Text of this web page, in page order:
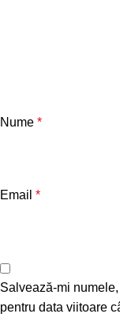
Nume *
Email *
Salvează-mi
pentru data viitoare